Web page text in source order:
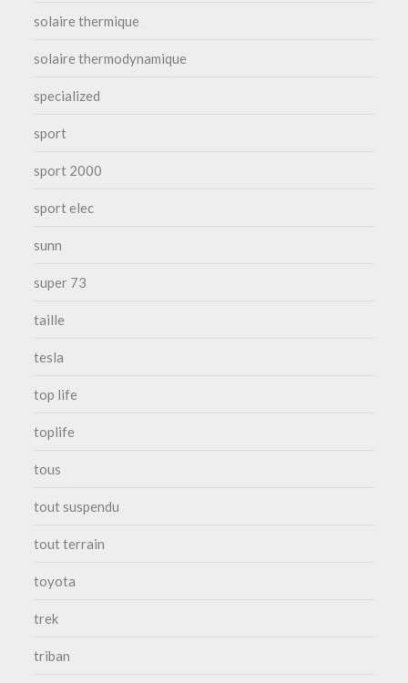
solaire thermique
solaire thermodynamique
specialized
sport
sport 2000
sport elec
sunn
super 73
taille
tesla
top life
toplife
tous
tout suspendu
tout terrain
toyota
trek
triban